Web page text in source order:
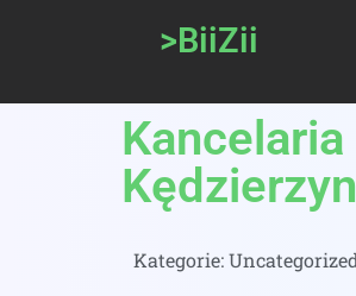
>BiiZii
Kategorie:Uncategorized